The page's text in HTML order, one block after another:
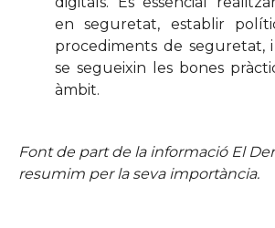
en seguretat, establir
procediments de seguretat,
se segueixin les bones
àmbit.
Font de part de la informació El
resumim per la seva importància.